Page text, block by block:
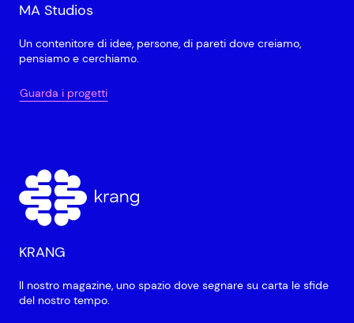
MA Studios
Un contenitore di idee, persone, di pareti dove creiamo,
pensiamo e cerchiamo.
Guarda i progetti
KRANG
Il nostro magazine, uno spazio dove segnare su carta le sfide
del nostro tempo.